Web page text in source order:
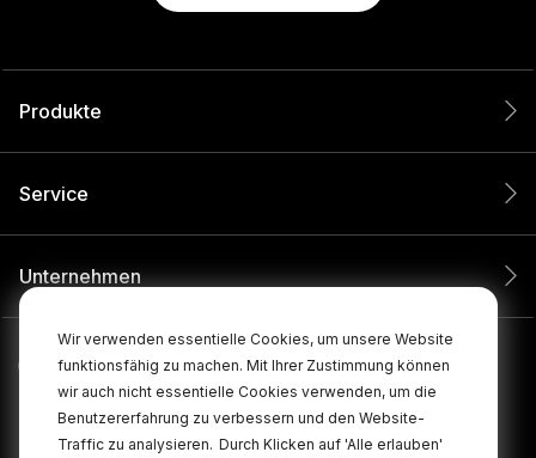
Wir verwenden essentielle Cookies, um unsere Website
funktionsfähig zu machen. Mit Ihrer Zustimmung können
wir auch nicht essentielle Cookies verwenden, um die
Benutzererfahrung zu verbessern und den Website-
Traffic zu analysieren. Durch Klicken auf 'Alle erlauben'
Produkte
Service
Unternehmen